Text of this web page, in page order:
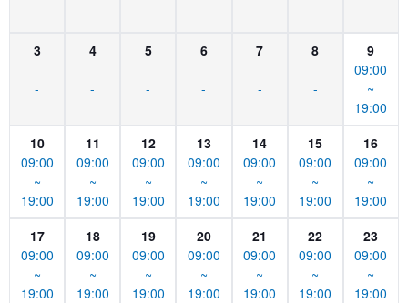
3
-
4
-
5
-
6
-
7
-
8
-
9
09:00
~
19:00
10
09:00
~
19:00
11
09:00
~
19:00
12
09:00
~
19:00
13
09:00
~
19:00
14
09:00
~
19:00
15
09:00
~
19:00
16
09:00
~
19:00
17
09:00
~
19:00
18
09:00
~
19:00
19
09:00
~
19:00
20
09:00
~
19:00
21
09:00
~
19:00
22
09:00
~
19:00
23
09:00
~
19:00